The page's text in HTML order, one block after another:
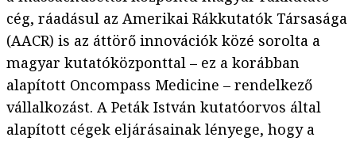
cég, ráadásul az Amerikai Rákkutatók Társasága
(AACR) is az áttörő innovációk közé sorolta a
magyar kutatóközponttal – ez a korábban
alapított Oncompass Medicine – rendelkező
vállalkozást. A Peták István kutatóorvos által
alapított cégek eljárásainak lényege, hogy a